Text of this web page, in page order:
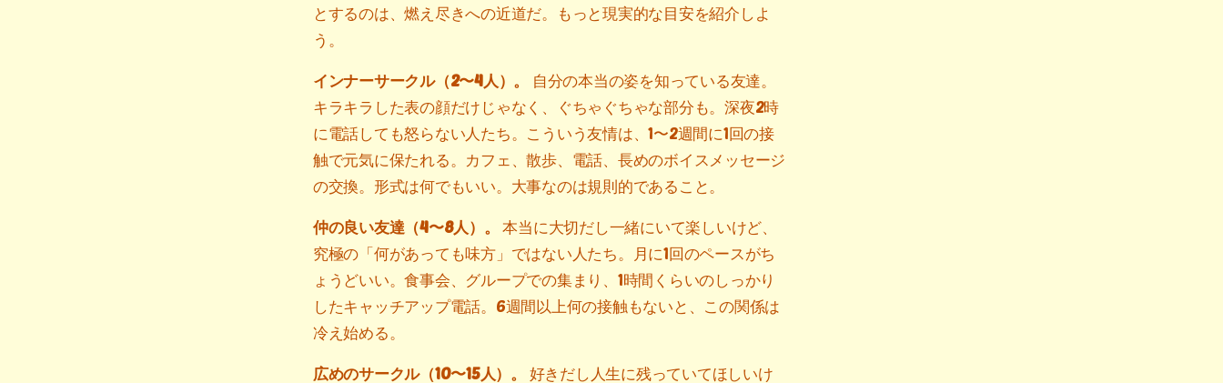
とするのは、燃え尽きへの近道だ。もっと現実的な目安を紹介しよ
う。
インナーサークル（2〜4人）。
自分の本当の姿を知っている友達。
キラキラした表の顔だけじゃなく、ぐちゃぐちゃな部分も。深夜2時
に電話しても怒らない人たち。こういう友情は、1〜2週間に1回の接
触で元気に保たれる。カフェ、散歩、電話、長めのボイスメッセージ
の交換。形式は何でもいい。大事なのは規則的であること。
仲の良い友達（4〜8人）。
本当に大切だし一緒にいて楽しいけど、
究極の「何があっても味方」ではない人たち。月に1回のペースがち
ょうどいい。食事会、グループでの集まり、1時間くらいのしっかり
したキャッチアップ電話。6週間以上何の接触もないと、この関係は
冷え始める。
広めのサークル（10〜15人）。
好きだし人生に残っていてほしいけ